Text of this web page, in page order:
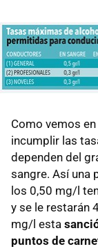
Como vemos
incumplir las
dependen del
sangre. Así una
los 0,50 mg/l
y se le restarán
mg/l esta
puntos de